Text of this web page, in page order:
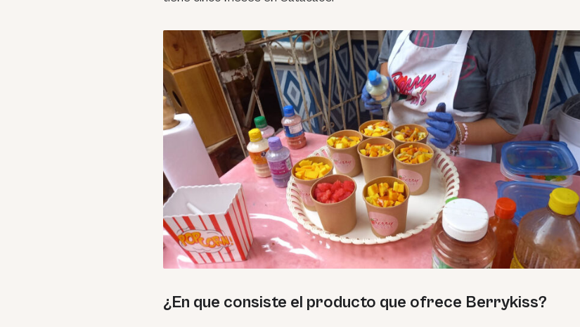
¿En que consiste el producto que ofrece Berrykiss?